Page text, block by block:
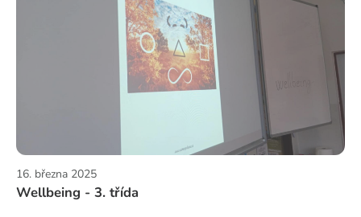
16. března 2025
Wellbeing - 3. třída